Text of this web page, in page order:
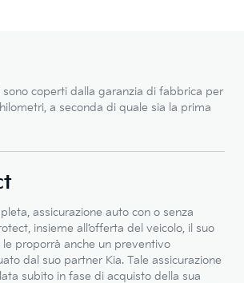
coperti dalla garanzia di fabbrica per
a seconda di quale sia la prima
assicurazione auto con o senza
insieme all’offerta del veicolo, il suo
le proporrà anche un preventivo
dal suo partner Kia. Tale assicurazione
subito in fase di acquisto della sua